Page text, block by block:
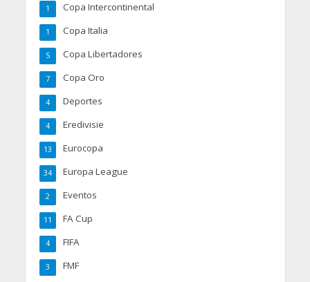
Copa Intercontinental
1
Copa Italia
1
Copa Libertadores
5
Copa Oro
7
Deportes
4
Eredivisie
4
Eurocopa
13
Europa League
34
Eventos
2
FA Cup
11
FIFA
4
FMF
3